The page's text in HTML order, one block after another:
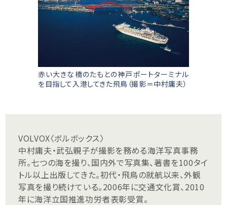
赤い大きな橋のたもとの神戸ポートターミナル
を目指して入港してきた飛鳥（撮影＝中村庸夫）
VOLVOX〈ボルボックス〉
中村庸夫・武弘親子が撮影を務める海洋写真事務
所。七つの海を撮り、国内外で写真集、著書を100タイ
トル以上出版してきた。初代・飛鳥の就航以来、外観
写真を撮り続けている。2006年に交通文化賞、2010
年に海洋立国推進功労者表彰受賞。